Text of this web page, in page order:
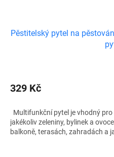
Pěstitelský pytel na
329 Kč
Multifunkční pytel je vhodný
jakékoliv zeleniny, bylinek a
balkoně, terasách, zahradách a